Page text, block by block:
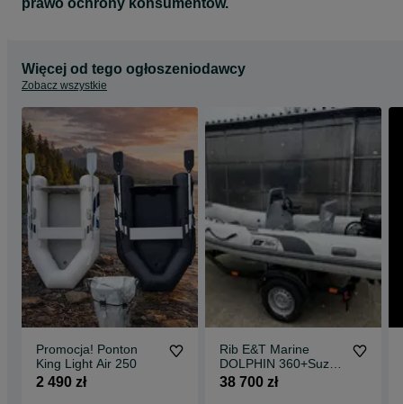
prawo ochrony konsumentów.
Więcej od tego ogłoszeniodawcy
Zobacz wszystkie
Promocja! Ponton
King Light Air 250
2 490 zł
Rib E&T Marine
DOLPHIN 360+Suzuki
DF20 ARS Cena lato
38 700 zł